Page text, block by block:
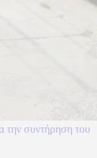
την συντήρηση του